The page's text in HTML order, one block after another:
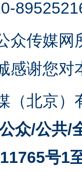
众传媒
感谢您
（北京）
众/公共/
号1